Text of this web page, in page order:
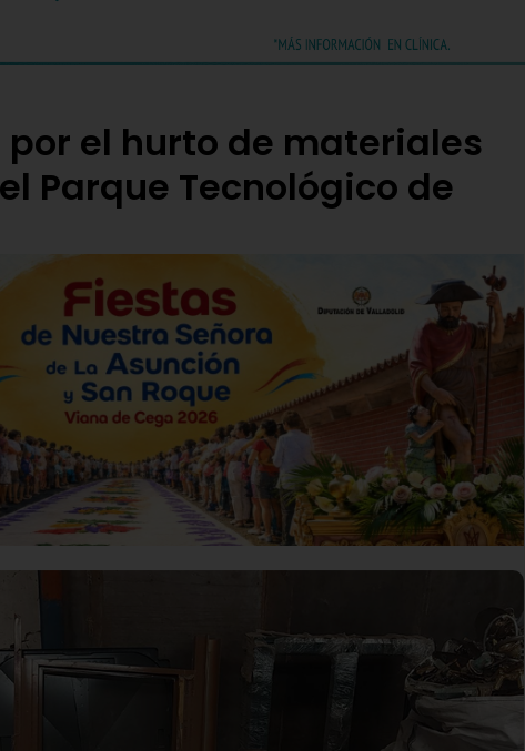
por el hurto de materiales
Parque Tecnológico de